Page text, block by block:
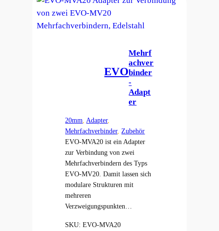
EVO
Mehrf
achver
binder
-
Adapt
er
20mm, Adapter
Mehrfachverbinder, Zubehör
EVO-MVA20 ist ein Adapter
zur Verbindung von zwei
Mehrfachverbindern des Typs
EVO-MV20. Damit lassen sich
modulare Strukturen mit
mehreren
Verzweigungspunkten…
SKU: EVO-MVA20